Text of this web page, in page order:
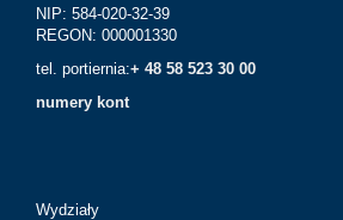
NIP: 584-020-32-39
REGON: 000001330
tel. portiernia:+ 48 58 523 30 00
numery kont
Wydziały